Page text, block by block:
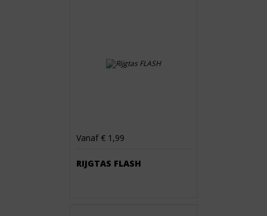
Vanaf € 1,99
RIJGTAS FLASH